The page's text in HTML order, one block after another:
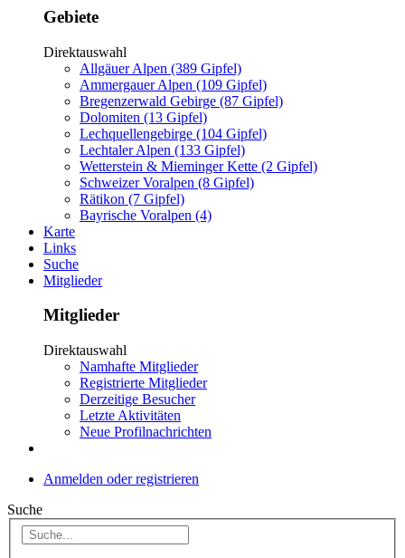
Gebiete
Direktauswahl
Allgäuer Alpen (389 Gipfel)
Ammergauer Alpen (109 Gipfel)
Bregenzerwald Gebirge (87 Gipfel)
Dolomiten (13 Gipfel)
Lechquellengebirge (104 Gipfel)
Lechtaler Alpen (133 Gipfel)
Wetterstein & Mieminger Kette (2 Gipfel)
Schweizer Voralpen (8 Gipfel)
Rätikon (7 Gipfel)
Bayrische Voralpen (4)
Karte
Links
Suche
Mitglieder
Mitglieder
Direktauswahl
Namhafte Mitglieder
Registrierte Mitglieder
Derzeitige Besucher
Letzte Aktivitäten
Neue Profilnachrichten
Anmelden oder registrieren
Suche